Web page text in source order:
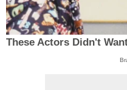
These Actors Didn't